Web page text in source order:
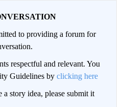
to providing a forum for
respectful and relevant. You
Guidelines by clicking here
story idea, please submit it